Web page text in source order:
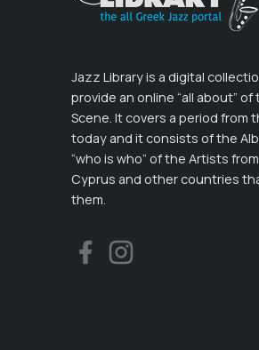
Jazz Library is a digital
provide an online “all about” of
Scene. It covers a period from
today and it consists of the
“who is who” of the Artists
Cyprus and other countries
them.